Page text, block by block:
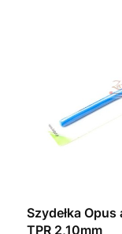
Szydełka
TPR 2,10mm